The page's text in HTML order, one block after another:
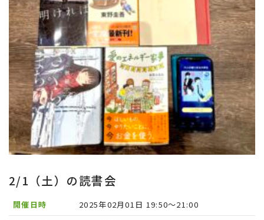
2/1（土）の読書会
開催日時
2025年02月01日 19:50〜21:00